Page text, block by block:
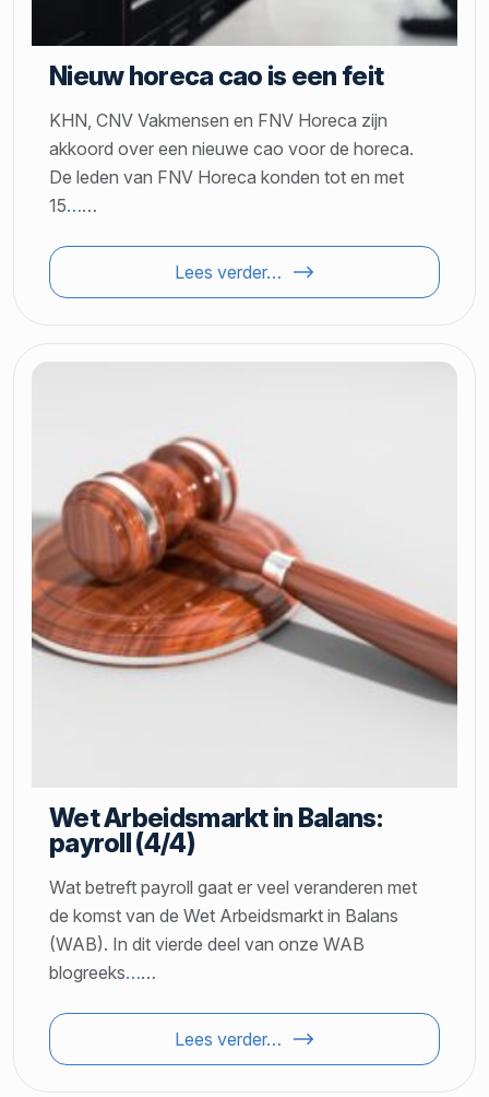
Nieuw horeca cao is een feit
KHN, CNV Vakmensen en FNV Horeca zijn
akkoord over een nieuwe cao voor de horeca.
De leden van FNV Horeca konden tot en met
15……
Lees verder…
Wet Arbeidsmarkt in Balans:
payroll (4/4)
Wat betreft payroll gaat er veel veranderen met
de komst van de Wet Arbeidsmarkt in Balans
(WAB). In dit vierde deel van onze WAB
blogreeks……
Lees verder…